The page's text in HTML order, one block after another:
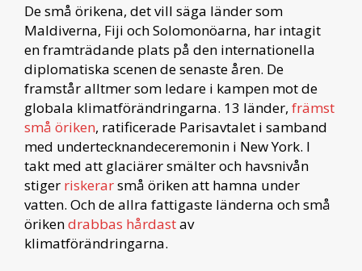
De små örikena, det vill säga länder som
Maldiverna, Fiji och Solomonöarna, har intagit
en framträdande plats på den internationella
diplomatiska scenen de senaste åren. De
framstår alltmer som ledare i kampen mot de
globala klimatförändringarna. 13 länder, främst
små öriken, ratificerade Parisavtalet i samband
med undertecknandeceremonin i New York. I
takt med att glaciärer smälter och havsnivån
stiger riskerarsmå öriken att hamna under
vatten. Och de allra fattigaste länderna och små
örikendrabbas hårdastav
klimatförändringarna.